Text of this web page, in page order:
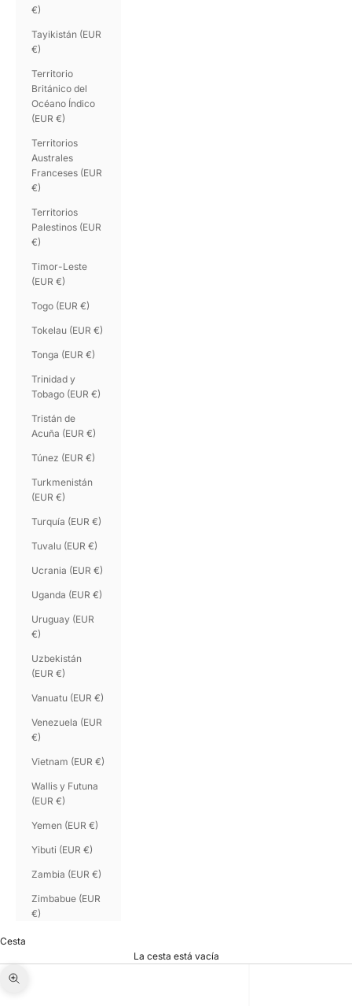
€)
Tayikistán (EUR
€)
Territorio
Británico del
Océano Índico
(EUR €)
Territorios
Australes
Franceses (EUR
€)
Territorios
Palestinos (EUR
€)
Timor-Leste
(EUR €)
Togo (EUR €)
Tokelau (EUR €)
Tonga (EUR €)
Trinidad y
Tobago (EUR €)
Tristán de
Acuña (EUR €)
Túnez (EUR €)
Turkmenistán
(EUR €)
Turquía (EUR €)
Tuvalu (EUR €)
Ucrania (EUR €)
Uganda (EUR €)
Uruguay (EUR
€)
Uzbekistán
(EUR €)
Vanuatu (EUR €)
Venezuela (EUR
€)
Vietnam (EUR €)
Wallis y Futuna
(EUR €)
Yemen (EUR €)
Yibuti (EUR €)
Zambia (EUR €)
Zimbabue (EUR
€)
Cesta
La cesta está vacía
Zoom